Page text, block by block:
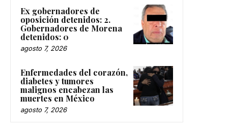
Ex gobernadores de
oposición detenidos: 2.
Gobernadores de Morena
detenidos: 0
agosto 7, 2026
Enfermedades del corazón,
diabetes y tumores
malignos encabezan las
muertes en México
agosto 7, 2026